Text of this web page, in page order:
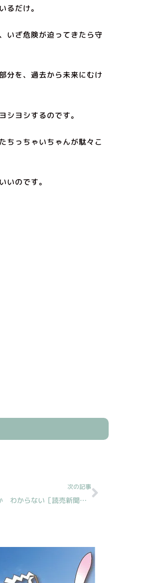
るだけ。
いざ危険が迫ってきたら守
分を、過去から未来にむけ
ヨシするのです。
ちっちゃいちゃんが駄々こ
いのです。
次の記事
何にお金使いたいか わからない［読売新聞人生案内］